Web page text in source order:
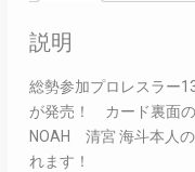
説明
総勢参加プロレスラー
が発売！ カード裏面
NOAH 清宮 海斗本人
れます！